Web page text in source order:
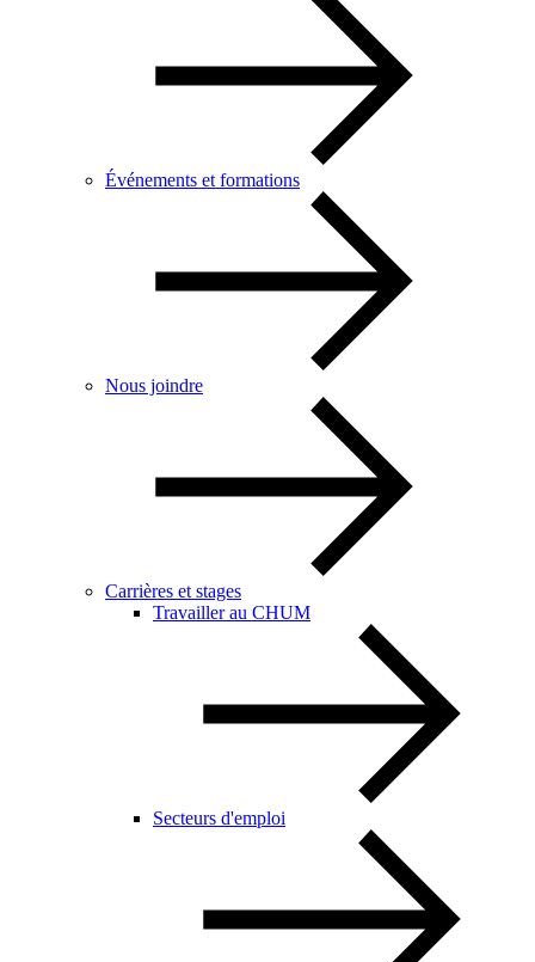
Événements et formations
Nous joindre
Carrières et stages
Travailler au CHUM
Secteurs d'emploi